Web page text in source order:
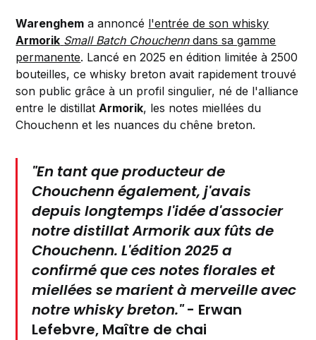
Warenghem a annoncé l'entrée de son whisky
Armorik Small Batch Chouchenndans sa gamme
permanente. Lancé en 2025 en édition limitée à 2500
bouteilles, ce whisky breton avait rapidement trouvé
son public grâce à un profil singulier, né de l'alliance
entre le distillat Armorik, les notes miellées du
Chouchenn et les nuances du chêne breton.
"En tant que producteur de
Chouchenn également, j'avais
depuis longtemps l'idée d'associer
notre distillat Armorik aux fûts de
Chouchenn. L'édition 2025 a
confirmé que ces notes florales et
miellées se marient à merveille avec
notre whisky breton."- Erwan
Lefebvre, Maître de chai